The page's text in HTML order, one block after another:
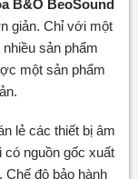
B&O BeoSound
giản. Chỉ với một
sản phẩm
một sản phẩm
lẻ các thiết bị âm
có nguồn gốc xuất
độ bảo hành